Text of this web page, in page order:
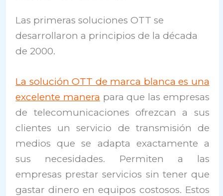
Las primeras soluciones OTT se
desarrollaron a principios de la década
de 2000.
La solución OTT de marca blanca es una
excelente manera para que las empresas
de telecomunicaciones ofrezcan a sus
clientes un servicio de transmisión de
medios que se adapta exactamente a
sus necesidades. Permiten a las
empresas prestar servicios sin tener que
gastar dinero en equipos costosos. Estos